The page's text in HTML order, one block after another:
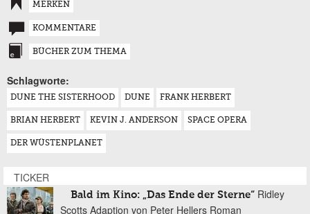
MERKEN
KOMMENTARE
BÜCHER ZUM THEMA
Schlagworte:
DUNE THE SISTERHOOD DUNE FRANK HERBERT
BRIAN HERBERT KEVIN J. ANDERSON SPACE OPERA
DER WÜSTENPLANET
TICKER
Bald im Kino: „Das Ende der Sterne“ Ridley
Scotts Adaption von Peter Hellers Roman